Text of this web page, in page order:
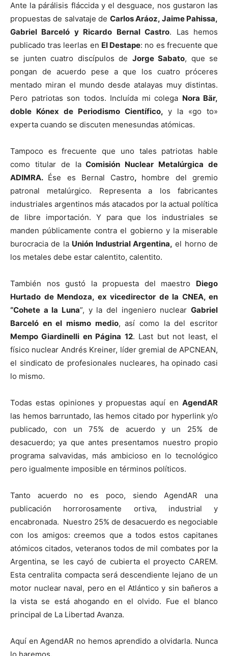
Ante la párálisis fláccida y el desguace, nos gustaron las
propuestas de salvataje de Carlos Aráoz, Jaime Pahissa,
Gabriel Barceló y Ricardo Bernal Castro. Las hemos
publicado tras leerlas en El Destape: no es frecuente que
se junten cuatro discípulos de Jorge Sabato, que se
pongan de acuerdo pese a que los cuatro próceres
mentado miran el mundo desde atalayas muy distintas.
Pero patriotas son todos. Incluída mi colega Nora Bär,
doble Kónex de Periodismo Científico, y la «go to»
experta cuando se discuten menesundas atómicas.
Tampoco es frecuente que uno tales patriotas hable
como titular de laComisión Nuclear Metalúrgica de
ADIMRA. Ése es Bernal Castro, hombre del gremio
patronal metalúrgico. Representa a los fabricantes
industriales argentinos más atacados por la actual política
de libre importación. Y para que los industriales se
manden públicamente contra el gobierno y la miserable
burocracia de la Unión Industrial Argentina, el horno de
los metales debe estar calentito, calentito.
También nos gustó la propuesta del maestro Diego
Hurtado de Mendoza, ex vicedirector de la CNEA, en
“Cohete a la Luna”, y la del ingeniero nuclear Gabriel
Barceló en el mismo medio, así como la del escritor
Mempo Giardinelli en Página 12. Last but not least, el
físico nuclear Andrés Kreiner, líder gremial de APCNEAN,
el sindicato de profesionales nucleares, ha opinado casi
lo mismo.
Todas estas opiniones y propuestas aquí en AgendAR
las hemos barruntado, las hemos citado por hyperlink y/o
publicado, con un 75% de acuerdo y un 25% de
desacuerdo; ya que antes presentamos nuestro propio
programa salvavidas, más ambicioso en lo tecnológico
pero igualmente imposible en términos políticos.
Tanto acuerdo no es poco, siendo AgendAR una
publicación horrorosamente ortiva, industrial y
encabronada. Nuestro 25% de desacuerdo es negociable
con los amigos: creemos que a todos estos capitanes
atómicos citados, veteranos todos de mil combates por la
Argentina, se les cayó de cubierta el proyecto CAREM.
Esta centralita compacta será descendiente lejano de un
motor nuclear naval, pero en el Atlántico y sin bañeros a
la vista se está ahogando en el olvido. Fue el blanco
principal de La Libertad Avanza.
Aquí en AgendAR no hemos aprendido a olvidarla. Nunca